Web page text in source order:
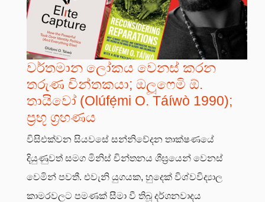
වර්තමාන ලෝකය වෙනස් කරන
තරුණ චින්තකයා; ඔලූෆෙමි ඕ.
තායිවෝ (Olúfẹ́mi O. Táíwò 1990);
ප්‍රභූ ග්‍රහණය
විසිඑක්වන සියවසේ සන්නිවේදන තාක්ෂණයේ
දියුණුවත් සමග මිනිස් චින්තනය ශීඝ්‍රයෙන් වෙනස්
වෙමින් පවතී. එවැනි යුගයක, හුදෙක් විශ්වවිද්‍යාල
කාමරවලට පමණක් සීමා වී තිබූ දර්ශනවාදය